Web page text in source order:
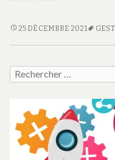
:
ce
fait
quand
vous
en
avez
EXPERT
CE
QU’IL
QUAND
VOUS
EN
25 DÉCEMBRE 2021
Recherche